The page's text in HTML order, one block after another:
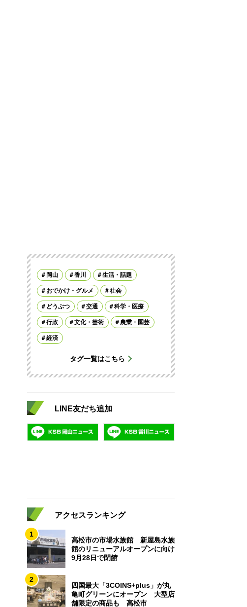
岡山 香川 生活・話題
おでかけ・グルメ 社会
どうぶつ 交通 科学・医療
行政 文化・芸術 農業・園芸
経済
タグ一覧はこちら
LINE友だち追加
アクセスランキング
1
高松市の市場水族館 新屋島水族
館のリニューアルオープンに向け
9月28日で閉館
2
四国最大「3COINS+plus」が丸
亀町グリーンにオープン 大型店
舗限定の商品も 高松市